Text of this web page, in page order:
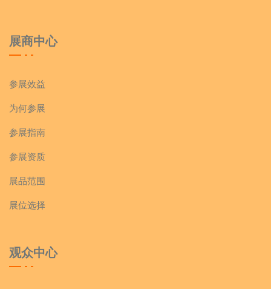
展商中心
参展效益
为何参展
参展指南
参展资质
展品范围
展位选择
观众中心